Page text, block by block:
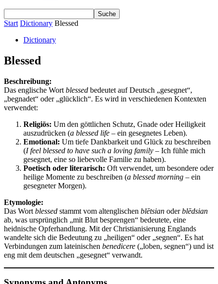
Start Dictionary Blessed
Dictionary
Blessed
Beschreibung:
Das englische Wort blessed bedeutet auf Deutsch „gesegnet“,
„begnadet“ oder „glücklich“. Es wird in verschiedenen Kontexten
verwendet:
Religiös: Um den göttlichen Schutz, Gnade oder Heiligkeit
auszudrücken (a blessed life – ein gesegnetes Leben).
Emotional: Um tiefe Dankbarkeit und Glück zu beschreiben
(I feel blessed to have such a loving family – Ich fühle mich
gesegnet, eine so liebevolle Familie zu haben).
Poetisch oder literarisch: Oft verwendet, um besondere oder
heilige Momente zu beschreiben (a blessed morning – ein
gesegneter Morgen).
Etymologie:
Das Wort blessed stammt vom altenglischen blētsian oderblēdsian
ab, was ursprünglich „mit Blut besprengen“ bedeutete, eine
heidnische Opferhandlung. Mit der Christianisierung Englands
wandelte sich die Bedeutung zu „heiligen“ oder „segnen“. Es hat
Verbindungen zum lateinischen benedicere („loben, segnen“) und ist
eng mit dem deutschen „gesegnet“ verwandt.